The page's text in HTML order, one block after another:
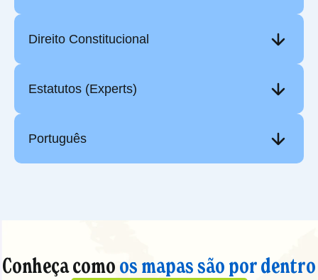
Direito Constitucional
Estatutos (Experts)
Português
Conheça como os mapas são por dentro